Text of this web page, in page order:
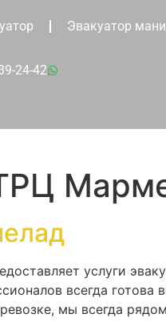
Эвакуатор
24-42
услуги
всегда
мы всегда